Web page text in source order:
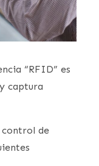
“RFID” es
captura
control de